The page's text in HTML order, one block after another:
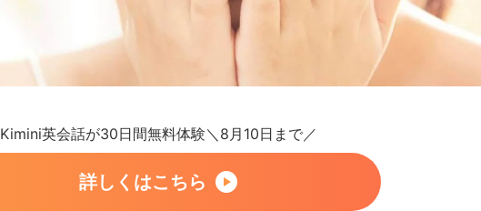
Kimini英会話が30日間無料体験＼8月10日まで／
詳しくはこちら